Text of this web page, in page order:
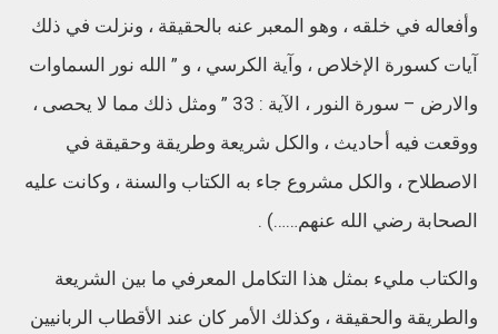
وأفعاله في خلقه ، وهو المعبر عنه بالحقيقة ، ونزلت في ذلك
آيات كسورة الإخلاص ، وآية الكرسي ، و ” الله نور السماوات
والارض – سورة النور ، الآية : 33 ” ومثل ذلك مما لا يحصى ،
ووقعت فيه أحاديث ، والكل شريعة وطريقة وحقيقة في
الاصطلاح ، والكل مشروع جاء به الكتاب والسنة ، وكانت عليه
الصحابة رضي الله عنهم……) .
والكتاب مليء بمثل هذا التكامل المعرفي ما بين الشريعة
والطريقة والحقيقة ، وكذلك الأمر كان عند الأقطاب الربانيين